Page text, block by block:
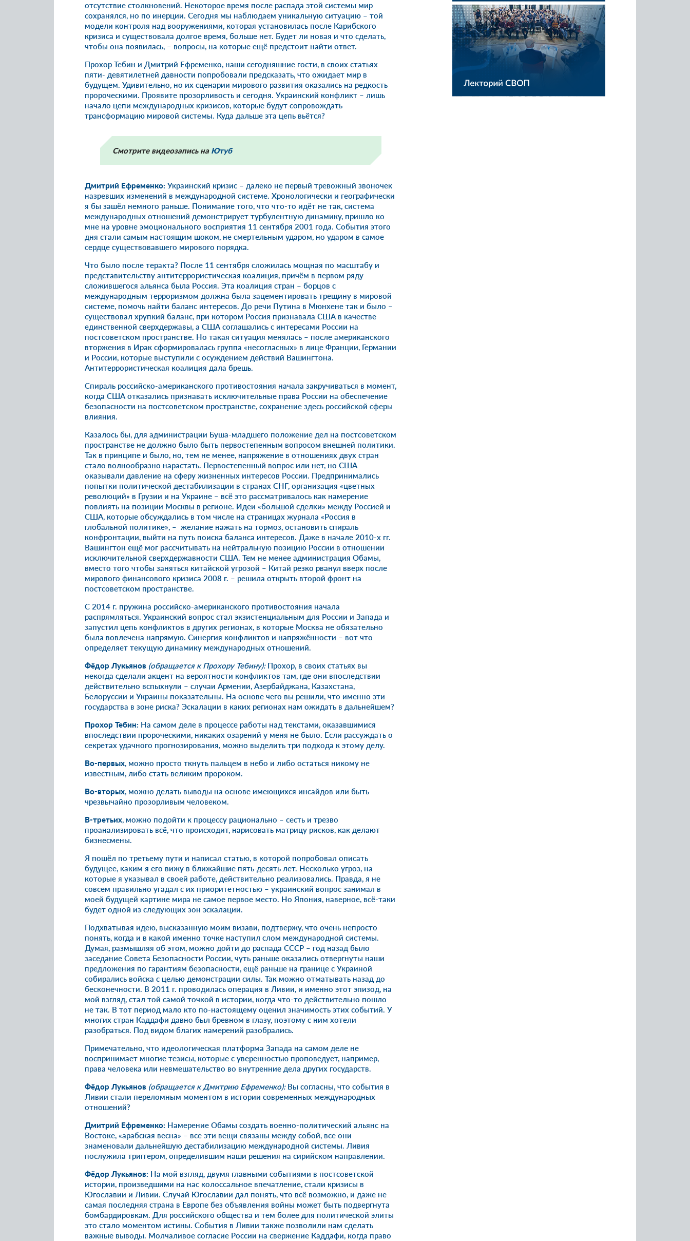
отсутствие столкновений. Некоторое время после распада этой системы мир
сохранялся, но по инерции. Сегодня мы наблюдаем уникальную ситуацию – той
модели контроля над вооружениями, которая установилась после Карибского
кризиса и существовала долгое время, больше нет. Будет ли новая и что сделать,
чтобы она появилась, – вопросы, на которые ещё предстоит найти ответ.
Прохор Тебин и Дмитрий Ефременко, наши сегодняшние гости, в своих статьях
пяти- девятилетней давности попробовали предсказать, что ожидает мир в
будущем. Удивительно, но их сценарии мирового развития оказались на редкость
пророческими. Проявите прозорливость и сегодня. Украинский конфликт – лишь
начало цепи международных кризисов, которые будут сопровождать
трансформацию мировой системы. Куда дальше эта цепь вьётся?
Смотрите видеозапись на Ютуб
Дмитрий Ефременко: Украинский кризис – далеко не первый тревожный звоночек
назревших изменений в международной системе. Хронологически и географически
я бы зашёл немного раньше. Понимание того, что что-то идёт не так, система
международных отношений демонстрирует турбулентную динамику, пришло ко
мне на уровне эмоционального восприятия 11 сентября 2001 года. События этого
дня стали самым настоящим шоком, не смертельным ударом, но ударом в самое
сердце существовавшего мирового порядка.
Что было после теракта? После 11 сентября сложилась мощная по масштабу и
представительству антитеррористическая коалиция, причём в первом ряду
сложившегося альянса была Россия. Эта коалиция стран – борцов с
международным терроризмом должна была зацементировать трещину в мировой
системе, помочь найти баланс интересов. До речи Путина в Мюнхене так и было –
существовал хрупкий баланс, при котором Россия признавала США в качестве
единственной сверхдержавы, а США соглашались с интересами России на
постсоветском пространстве. Но такая ситуация менялась – после американского
вторжения в Ирак сформировалась группа «несогласных» в лице Франции, Германии
и России, которые выступили с осуждением действий Вашингтона.
Антитеррористическая коалиция дала брешь.
Спираль российско-американского противостояния начала закручиваться в момент,
когда США отказались признавать исключительные права России на обеспечение
безопасности на постсоветском пространстве, сохранение здесь российской сферы
влияния.
Казалось бы, для администрации Буша-младшего положение дел на постсоветском
пространстве не должно было быть первостепенным вопросом внешней политики.
Так в принципе и было, но, тем не менее, напряжение в отношениях двух стран
стало волнообразно нарастать. Первостепенный вопрос или нет, но США
оказывали давление на сферу жизненных интересов России. Предпринимались
попытки политической дестабилизации в странах СНГ, организация «цветных
революций» в Грузии и на Украине – всё это рассматривалось как намерение
повлиять на позиции Москвы в регионе. Идеи «большой сделки» между Россией и
США, которые обсуждались в том числе на страницах журнала «Россия в
глобальной политике», – желание нажать на тормоз, остановить спираль
конфронтации, выйти на путь поиска баланса интересов. Даже в начале 2010-х гг.
Вашингтон ещё мог рассчитывать на нейтральную позицию России в отношении
исключительной сверхдержавности США. Тем не менее администрация Обамы,
вместо того чтобы заняться китайской угрозой – Китай резко рванул вверх после
мирового финансового кризиса 2008 г. – решила открыть второй фронт на
постсоветском пространстве.
С 2014 г. пружина российско-американского противостояния начала
распрямляться. Украинский вопрос стал экзистенциальным для России и Запада и
запустил цепь конфликтов в других регионах, в которые Москва не обязательно
была вовлечена напрямую. Синергия конфликтов и напряжённости – вот что
определяет текущую динамику международных отношений.
Фёдор Лукьянов (обращается к Прохору Тебину):Прохор, в своих статьях вы
некогда сделали акцент на вероятности конфликтов там, где они впоследствии
действительно вспыхнули – случаи Армении, Азербайджана, Казахстана,
Белоруссии и Украины показательны. На основе чего вы решили, что именно эти
государства в зоне риска? Эскалации в каких регионах нам ожидать в дальнейшем?
Прохор Тебин: На самом деле в процессе работы над текстами, оказавшимися
впоследствии пророческими, никаких озарений у меня не было. Если рассуждать о
секретах удачного прогнозирования, можно выделить три подхода к этому делу.
Во-первых, можно просто ткнуть пальцем в небо и либо остаться никому не
известным, либо стать великим пророком.
Во-вторых, можно делать выводы на основе имеющихся инсайдов или быть
чрезвычайно прозорливым человеком.
В-третьих, можно подойти к процессу рационально – сесть и трезво
проанализировать всё, что происходит, нарисовать матрицу рисков, как делают
бизнесмены.
Я пошёл по третьему пути и написал статью, в которой попробовал описать
будущее, каким я его вижу в ближайшие пять-десять лет. Несколько угроз, на
которые я указывал в своей работе, действительно реализовались. Правда, я не
совсем правильно угадал с их приоритетностью – украинский вопрос занимал в
моей будущей картине мира не самое первое место. Но Япония, наверное, всё-таки
будет одной из следующих зон эскалации.
Подхватывая идею, высказанную моим визави, подтвержу, что очень непросто
понять, когда и в какой именно точке наступил слом международной системы.
Думая, размышляя об этом, можно дойти до распада СССР – год назад было
заседание Совета Безопасности России, чуть раньше оказались отвергнуты наши
предложения по гарантиям безопасности, ещё раньше на границе с Украиной
собирались войска с целью демонстрации силы. Так можно отматывать назад до
бесконечности. В 2011 г. проводилась операция в Ливии, и именно этот эпизод, на
мой взгляд, стал той самой точкой в истории, когда что-то действительно пошло
не так. В тот период мало кто по-настоящему оценил значимость этих событий. У
многих стран Каддафи давно был бревном в глазу, поэтому с ним хотели
разобраться. Под видом благих намерений разобрались.
Примечательно, что идеологическая платформа Запада на самом деле не
воспринимает многие тезисы, которые с уверенностью проповедует, например,
права человека или невмешательство во внутренние дела других государств.
Фёдор Лукьянов (обращается к Дмитрию Ефременко):Вы согласны, что события в
Ливии стали переломным моментом в истории современных международных
отношений?
Дмитрий Ефременко: Намерение Обамы создать военно-политический альянс на
Востоке, «арабская весна» – все эти вещи связаны между собой, все они
знаменовали дальнейшую дестабилизацию международной системы. Ливия
послужила триггером, определившим наши решения на сирийском направлении.
Фёдор Лукьянов: На мой взгляд, двумя главными событиями в постсоветской
истории, произведшими на нас колоссальное впечатление, стали кризисы в
Югославии и Ливии. Случай Югославии дал понять, что всё возможно, и даже не
самая последняя страна в Европе без объявления войны может быть подвергнута
бомбардировкам. Для российского общества и тем более для политической элиты
это стало моментом истины. События в Ливии также позволили нам сделать
важные выводы. Молчаливое согласие России на свержение Каддафи, когда право